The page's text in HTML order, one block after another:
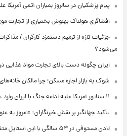
پیام پزشکیان در سالروز بمباران اتمی آمریکا
افشاگری هولناک بهنوش بختیاری از تجارت
جزئیات تازه از ترمیم دستمزد کارگران /
می‌شود؟
ایران چگونه دست بالای تجارت مواد غذایی
شوک به بازار اجاره مسکن؛ چرا مالکان
۱۱ سناتور آمریکا علیه ادامه جنگ با ایران وارد عمل شدند
تأکید جهانگیر بر نقش خبرنگاران؛ «امروز
لادن مستوفی در ۵۴ سالگی با این استایل متفاوت دیده شد!